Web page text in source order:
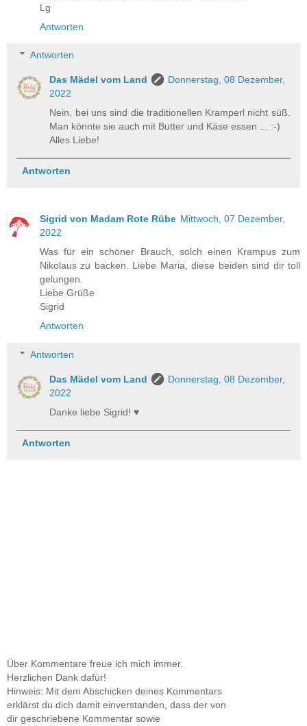
Lg
Antworten
Antworten
Das Mädel vom Land
Donnerstag, 08 Dezember,
2022
Nein, bei uns sind die traditionellen Kramperl nicht süß.
Man könnte sie auch mit Butter und Käse essen ... :-)
Alles Liebe!
Antworten
Sigrid von Madam Rote Rübe Mittwoch, 07 Dezember,
2022
Was für ein schöner Brauch, solch einen Krampus zum
Nikolaus zu backen. Liebe Maria, diese beiden sind dir toll
gelungen.
Liebe Grüße
Sigrid
Antworten
Antworten
Das Mädel vom Land
Donnerstag, 08 Dezember,
2022
Danke liebe Sigrid! ♥
Antworten
Über Kommentare freue ich mich immer.
Herzlichen Dank dafür!
Hinweis: Mit dem Abschicken deines Kommentars
erklärst du dich damit einverstanden, dass der von
dir geschriebene Kommentar sowie